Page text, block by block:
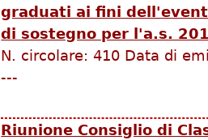
graduati ai fini
di sostegno per l'a.s.
N. circolare:410 Data di
---
Riunione Consiglio di